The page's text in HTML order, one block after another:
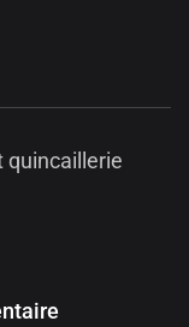
quincaillerie